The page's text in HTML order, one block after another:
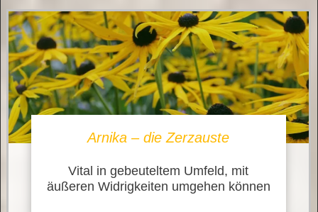
Arnika – die Zerzauste
Vital in gebeuteltem Umfeld, mit
äußeren Widrigkeiten umgehen können